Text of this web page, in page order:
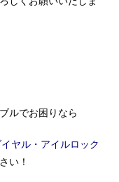
ルでお困りなら
イヤル・アイルロック
い！